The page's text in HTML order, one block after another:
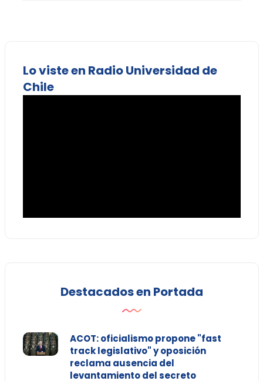
Lo viste en Radio Universidad de
Chile
Destacados en Portada
ACOT: oficialismo propone "fast
track legislativo" y oposición
reclama ausencia del
levantamiento del secreto